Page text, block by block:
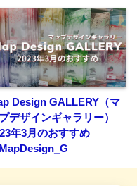
Design GALLERY（マ
デザインギャラリー）
年3月のおすすめ